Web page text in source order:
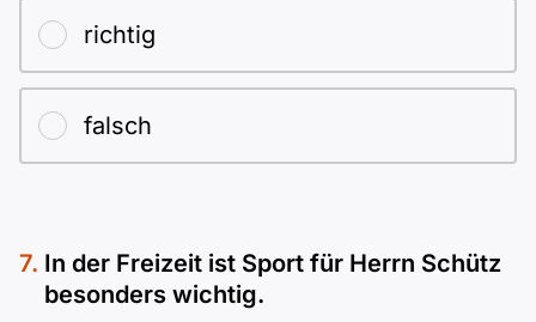
richtig
falsch
In der Freizeit ist Sport für Herrn Schütz
besonders wichtig.